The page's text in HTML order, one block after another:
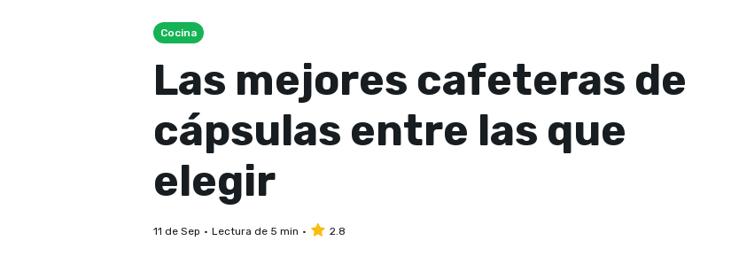
Cocina
Las mejores cafeteras de
cápsulas entre las que
elegir
11 de Sep Lectura de 5 min 2.8